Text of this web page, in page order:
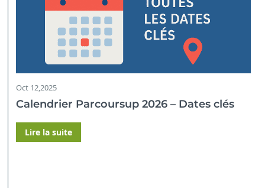
Oct 12,2025
Calendrier Parcoursup 2026 – Dates clés
Lire la suite